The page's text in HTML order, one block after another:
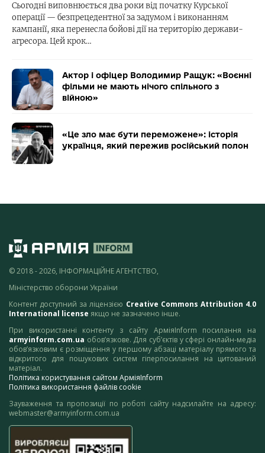
Сьогодні виповнюється два роки від початку Курської
операції — безпрецедентної за задумом і виконанням
кампанії, яка перенесла бойові дії на територію держави-
агресора. Цей крок…
Актор і офіцер Володимир Ращук: «Воєнні
фільми не мають нічого спільного з
війною»
«Це зло має бути переможене»: історія
українця, який пережив російський полон
© 2018 - 2026, ІНФОРМАЦІЙНЕ АГЕНТСТВО,
Міністерство оборони України
Контент доступний за ліцензією Creative Commons Attribution 4.0
International license якщо не зазначено інше.
При використанні контенту з сайту АрміяInform посилання на
armyinform.com.ua обов’язкове. Для суб’єктів у сфері онлайн-медіа
обов’язковим є розміщення у першому абзаці матеріалу прямого та
відкритого для пошукових систем гіперпосилання на цитований
матеріал.
Політика користування сайтом АрміяInform
Політика використання файлів cookie
Зауваження та пропозиції по роботі сайту надсилайте на адресу:
webmaster@armyinform.com.ua